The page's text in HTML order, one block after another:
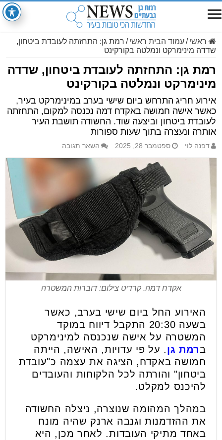
ראשי /עמוד הבית ראשי / רמת גן: התחזתה לעובדת ביטחון,
שדדה מינימרקט ונמלטה בקורקינט
רמת גן: התחזתה לעובדת ביטחון, שדדה
מינימרקט ונמלטה בקורקינט
אירוע חריג התרחש ביום שישי בערב במינימרקט בעיר,
כאשר אישה חמושה באקדח דמה נכנסה למקום, התחזתה
לעובדת ביטחון וביצעה שוד. החשודה תושבת העיר
אותרה ונעצרה בתוך שעות ספורות
דפנה לוי ספטמבר 28, 2025 השאר תגובה
אקדח דמה. קרדיט צילום: דוברות המשטרה
האירוע החל ביום שישי בערב, כאשר
בשעה 20:30 התקבל דיווח במוקד
המשטרה על אישה שנכנסה למינימרקט
ברמת גן. על פי עדויות, האישה, הייתה
חמושה באקדח, הציגה את עצמה כ"עובדת
ביטחון" והורתה לכל הלקוחות והעובדים
להיכנס למקלט.
במהלך המהומה שנוצרה, ניצלה החשודה
את ההזדמנות וגנבה ארנק שהיה מונח
באחד מתיקי העובדות. לאחר מכן, היא